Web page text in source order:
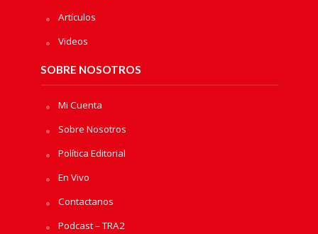
Artículos
Videos
SOBRE NOSOTROS
Mi Cuenta
Sobre Nosotros
Política Editorial
En Vivo
Contactanos
Podcast – TRA2